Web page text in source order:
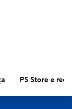
PS Store e